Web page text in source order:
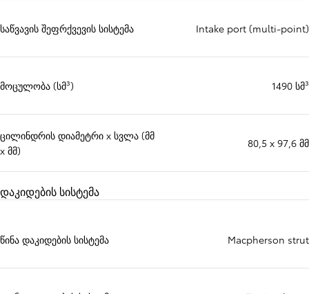
საწვავის შეფრქვევის სისტემა Intake port (multi-point)
მოცულობა (სმ³) 1490 სმ³
ცილინდრის დიამეტრი x სვლა (მმ
x მმ)
80,5 x 97,6 მმ
დაკიდების სისტემა
წინა დაკიდების სისტემა Macpherson strut